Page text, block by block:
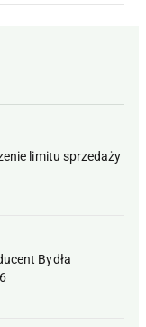
limitu sprzedaży
Bydła